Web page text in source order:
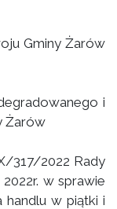
Gminy Żarów
i
Żarów
317/2022 Rady
w sprawie
handlu w piątki i